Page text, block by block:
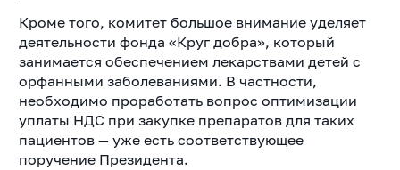
Кроме того, комитет большое внимание уделяет
деятельности фонда «Круг добра», который
занимается обеспечением лекарствами детей с
орфанными заболеваниями. В частности,
необходимо проработать вопрос оптимизации
уплаты НДС при закупке препаратов для таких
пациентов — уже есть соответствующее
поручение Президента.